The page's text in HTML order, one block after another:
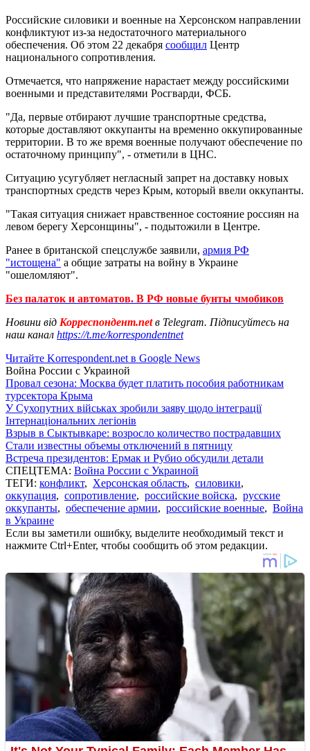
Российские силовики и военные на Херсонском направлении
конфликтуют из-за недостаточного материального
обеспечения. Об этом 22 декабря сообщил Центр
национального сопротивления.
Отмечается, что напряжение нарастает между российскими
военными и представителями Росгварди, ФСБ.
"Да, первые отбирают лучшие транспортные средства,
которые доставляют оккупанты на временно оккупированные
территории. В то же время военные получают обеспечение по
остаточному принципу", - отметили в ЦНС.
Ситуацию усугубляет негласный запрет на доставку новых
транспортных средств через Крым, который ввели оккупанты.
"Такая ситуация снижает нравственное состояние россиян на
левом берегу Херсонщины", - подытожили в Центре.
Ранее в британской спецслужбе заявили, армия РФ
"истощена" а общие затраты на войну в Украине
"ошеломляют".
Без палаток и автоматов. В РФ новые бунты чмобиков
Новини від Корреспондент.netв Telegram. Підписуйтесь на
наш канал https://t.me/korrespondentnet
Читайте Korrespondent.net в Google News
Война России с Украиной
Провал сезона: Москва будет платить пособия работникам
турсектора Крыма
У Сухопутних військах зробили заяву щодо інтеграції
Інтернаціональних легіонів
Взрыв в Сыктывкаре: возросло количество пострадавших
Стали известны объемы отключений в пятницу
Встреча президентов: Ермак и Рубио обсудили детали
СПЕЦТЕМА: Война России с Украиной
ТЕГИ: конфликт, Херсонская область, силовики,
оккупация, сопротивление, российские войска, русские
оккупанты, обеспечение армии, российские военные, Война
в Украине
Если вы заметили ошибку, выделите необходимый текст и
нажмите Ctrl+Enter, чтобы сообщить об этом редакции.